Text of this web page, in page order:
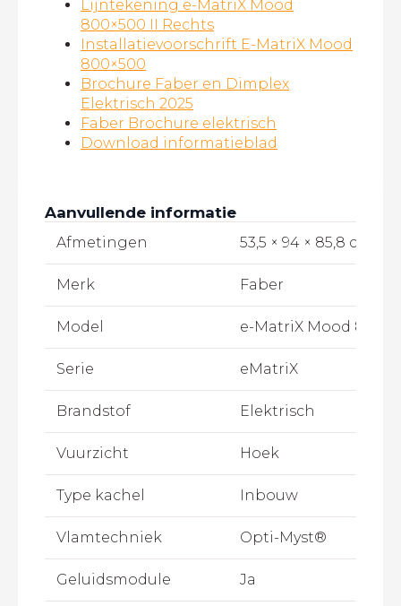
Lijntekening e-MatriX Mood
800×500 II Rechts
Installatievoorschrift E-MatriX Mood
800×500
Brochure Faber en Dimplex
Elektrisch 2025
Faber Brochure elektrisch
Download informatieblad
Aanvullende informatie
Afmetingen 53,5 × 94 × 85,8 cm
Merk Faber
Model e-MatriX Mood 800/
Serie eMatriX
Brandstof Elektrisch
Vuurzicht Hoek
Type kachel Inbouw
Vlamtechniek Opti-Myst®
Geluidsmodule Ja